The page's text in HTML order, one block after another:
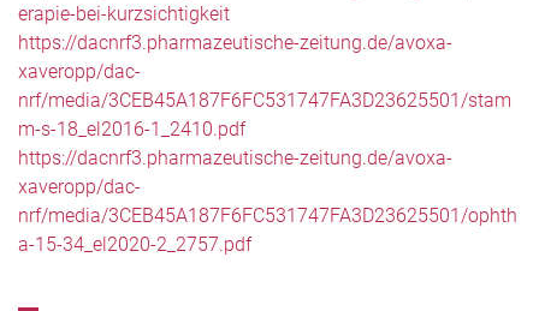
erapie-bei-kurzsichtigkeit
https://dacnrf3.pharmazeutische-zeitung.de/avoxa-
xaveropp/dac-
nrf/media/3CEB45A187F6FC531747FA3D23625501/stam
m-s-18_el2016-1_2410.pdf
https://dacnrf3.pharmazeutische-zeitung.de/avoxa-
xaveropp/dac-
nrf/media/3CEB45A187F6FC531747FA3D23625501/ophth
a-15-34_el2020-2_2757.pdf